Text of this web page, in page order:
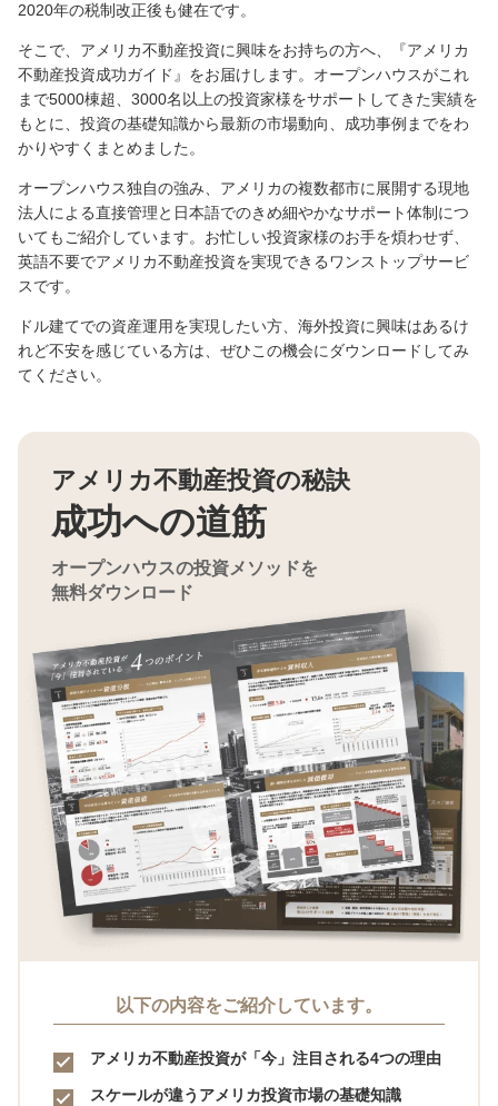
2020年の税制改正後も健在です。
そこで、アメリカ不動産投資に興味をお持ちの方へ、『アメリカ
不動産投資成功ガイド』をお届けします。オープンハウスがこれ
まで5000棟超、3000名以上の投資家様をサポートしてきた実績を
もとに、投資の基礎知識から最新の市場動向、成功事例までをわ
かりやすくまとめました。
オープンハウス独自の強み、アメリカの複数都市に展開する現地
法人による直接管理と日本語でのきめ細やかなサポート体制につ
いてもご紹介しています。お忙しい投資家様のお手を煩わせず、
英語不要でアメリカ不動産投資を実現できるワンストップサービ
スです。
ドル建てでの資産運用を実現したい方、海外投資に興味はあるけ
れど不安を感じている方は、ぜひこの機会にダウンロードしてみ
てください。
アメリカ不動産投資の秘訣
成功への道筋
オープンハウスの投資メソッドを
無料ダウンロード
以下の内容をご紹介しています。
アメリカ不動産投資が「今」注目される4つの理由
スケールが違うアメリカ投資市場の基礎知識